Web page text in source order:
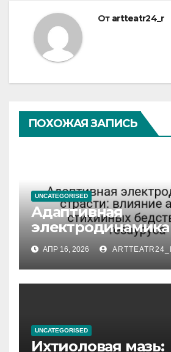
От artteatr24_r
ПОХОЖАЯ ЗАПИСЬ
UNCATEGORISED
Адаптивная
электродинамика
влияние анализа
стихийных
тезауруса
АПР 16, 2026
UNCATEGORISED
Ихтиоловая мазь: